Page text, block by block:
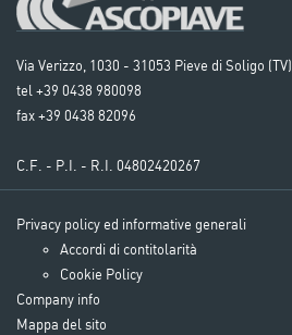
Via Verizzo, 1030 - 31053 Pieve di Soligo (TV)
tel +39 0438 980098
fax +39 0438 82096
C.F. - P.I. - R.I. 04802420267
Privacy policy ed informative generali
Accordi di contitolarità
Cookie Policy
Company info
Mappa del sito